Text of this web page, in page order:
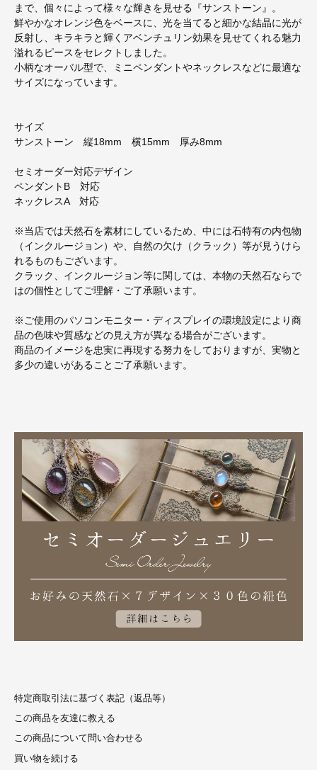
まで、個々によって様々な輝きを見せる『サンストーン』。
鮮やかなオレンジ色をベースに、光を当てると細かな結晶に光が
反射し、キラキラと輝くアベンチュリン効果を見せてくれる魅力
溢れるピースをセレクトしました。
小柄なオーバル型で、ミニペンダントやネックレスなどに最適な
サイズになっています。
サイズ
サンストーン 縦18mm 横15mm 厚み8mm
セミオーダー対応デザイン
ペンダントB 対応
ネックレスA 対応
※当店では天然石を素材にしているため、中には石特有の内包物
（インクルージョン）や、自然の欠け（クラック）等が見うけら
れるものもございます。
クラック、インクルージョン等に関しては、本物の天然石ならで
はの個性としてご理解・ご了承願います。
※ご使用のパソコンモニター・ディスプレイの環境設定により商
品の色味や質感などの見え方が異なる場合がございます。
商品のイメージを忠実に再現する努力をしておりますが、実物と
多少の違いがあることご了承願います。
特定商取引法に基づく表記（返品等）
この商品を友達に教える
この商品について問い合わせる
買い物を続ける